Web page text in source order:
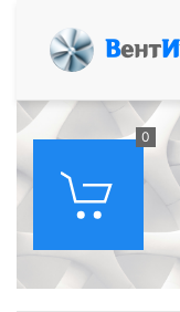
ВентИ
0